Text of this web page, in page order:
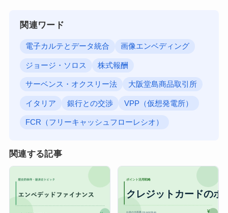
関連ワード
電子カルテとデータ統合 画像エンベディング
ジョージ・ソロス 株式報酬
サーベンス・オクスリー法 大阪堂島商品取引所
イタリア 銀行との交渉 VPP（仮想発電所）
FCR（フリーキャッシュフローレシオ）
関連する記事